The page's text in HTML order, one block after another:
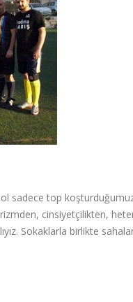
sadece top
cinsiyetçilikten,
Sokaklarla birlikte